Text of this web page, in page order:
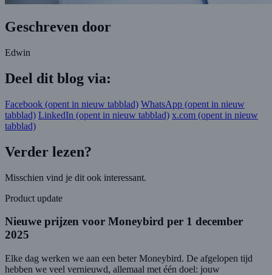
Geschreven door
Edwin
Deel dit blog via:
Facebook (opent in nieuw tabblad) WhatsApp (opent in nieuw
tabblad) LinkedIn (opent in nieuw tabblad) x.com (opent in nieuw
tabblad)
Verder lezen?
Misschien vind je dit ook interessant.
Product update
Nieuwe prijzen voor Moneybird per 1 december
2025
Elke dag werken we aan een beter Moneybird. De afgelopen tijd
hebben we veel vernieuwd, allemaal met één doel: jouw